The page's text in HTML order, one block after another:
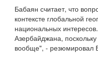
Бабаян считает, что
контексте глобальной
национальных
Азербайджана,
вообще", - резюмировал